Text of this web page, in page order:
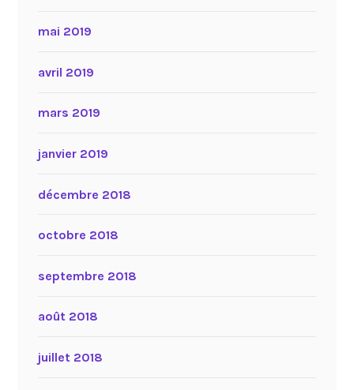
mai 2019
avril 2019
mars 2019
janvier 2019
décembre 2018
octobre 2018
septembre 2018
août 2018
juillet 2018